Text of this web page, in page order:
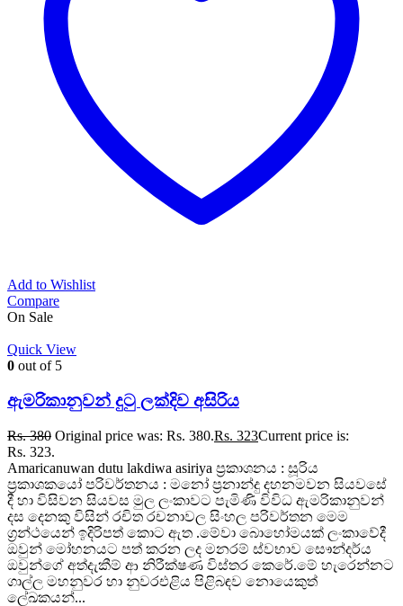
Add to Wishlist
Compare
On Sale
Quick View
0 out of 5
ඇමරිකානුවන් දුටු ලක්දිව අසිරිය
Rs.380 Original price was: Rs. 380.Rs. 323Current price is:
Rs. 323.
Amaricanuwan dutu lakdiwa asiriya ප්‍රකාශනය : සූරිය
ප්‍රකාශකයෝ පරිවර්තනය : මනෝ ප්‍රනාන්දු දහනමවන සියවසේ
දී හා විසිවන සියවස මුල ලංකාවට පැමිණි විවිධ ඇමරිකානුවන්
දස දෙනකු විසින් රචිත රචනාවල සිංහල පරිවර්තන මෙම
ග්‍රන්ථයෙන් ඉදිරිපත් කොට ඇත .මේවා බොහෝමයක් ලංකාවේදී
ඔවුන් මෝහනයට පත් කරන ලද මනරම් ස්වභාව සෞන්දර්ය
ඔවුන්ගේ අත්දැකීම් ආ නිරීක්ෂණ විස්තර කෙරේ.මේ හැරෙන්නට
ගාල්ල මහනුවර හා නුවරඑළිය පිළිබඳව නොයෙකුත්
ලේඛකයන්...